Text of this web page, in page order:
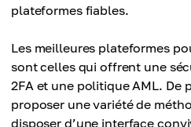
plateformes fiables.
Les meilleures plateformes
sont celles qui offrent une
2FA et une politique AML. De
proposer une variété de
disposer d’une interface